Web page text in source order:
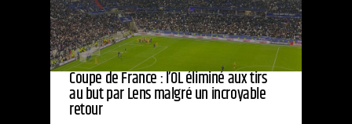
Coupe de France : l’OL éliminé aux tirs
au but par Lens malgré un incroyable
retour